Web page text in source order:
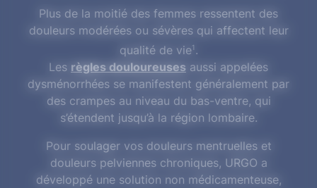
Plus de la moitié des femmes ressentent des
douleurs modérées ou sévères qui affectent leur
qualité de vie1 .
Les règles douloureuses aussi appelées
dysménorrhées se manifestent généralement par
des crampes au niveau du bas-ventre, qui
s’étendent jusqu’à la région lombaire.
Pour soulager vos douleurs mentruelles et
douleurs pelviennes chroniques, URGO a
développé une solution non médicamenteuse,